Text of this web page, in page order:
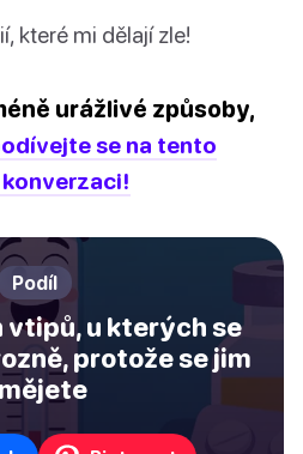
které mi dělají zle!
urážlivé způsoby,
se na tento
Podíl
u kterých se
protože se jim